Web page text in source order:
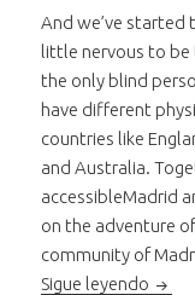
And we’ve started
little nervous to be
the only blind
have different
countries like
and Australia.
accessibleMadrid
on the adventure
community of
Sigue leyendo